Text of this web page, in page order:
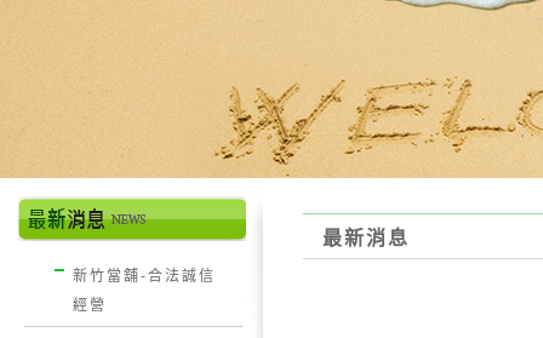
新竹當舖-合法誠信
經營
最新消息